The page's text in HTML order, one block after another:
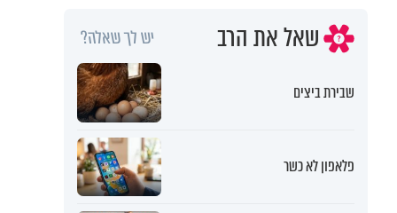
שאל את הרב יש לך שאלה?
שבירת ביצים
פלאפון לא כשר